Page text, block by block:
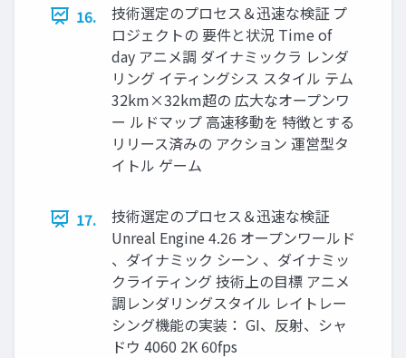
16.
技術選定のプロセス＆迅速な検証 プ
ロジェクトの 要件と状況 Time of
day アニメ調 ダイナミックラ レンダ
リング イティングシス スタイル テム
32km×32km超の 広大なオープンワ
ー ルドマップ 高速移動を 特徴とする
リリース済みの アクション 運営型タ
イトル ゲーム
17.
技術選定のプロセス＆迅速な検証
Unreal Engine 4.26 オープンワールド
、ダイナミック シーン 、ダイナミッ
クライティング 技術上の目標 アニメ
調レンダリングスタイル レイトレー
シング機能の実装： GI、反射、シャ
ドウ 4060 2K 60fps